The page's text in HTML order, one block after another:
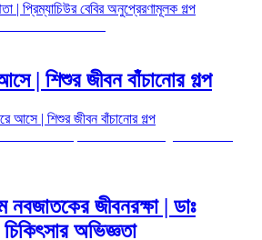
| প্রিম্যাচিউর বেবির অনুপ্রেরণামূলক গল্প
| শিশুর জীবন বাঁচানোর গল্প
আসে | শিশুর জীবন বাঁচানোর গল্প
নবজাতকের জীবনরক্ষা | ডাঃ
অভিজ্ঞতা